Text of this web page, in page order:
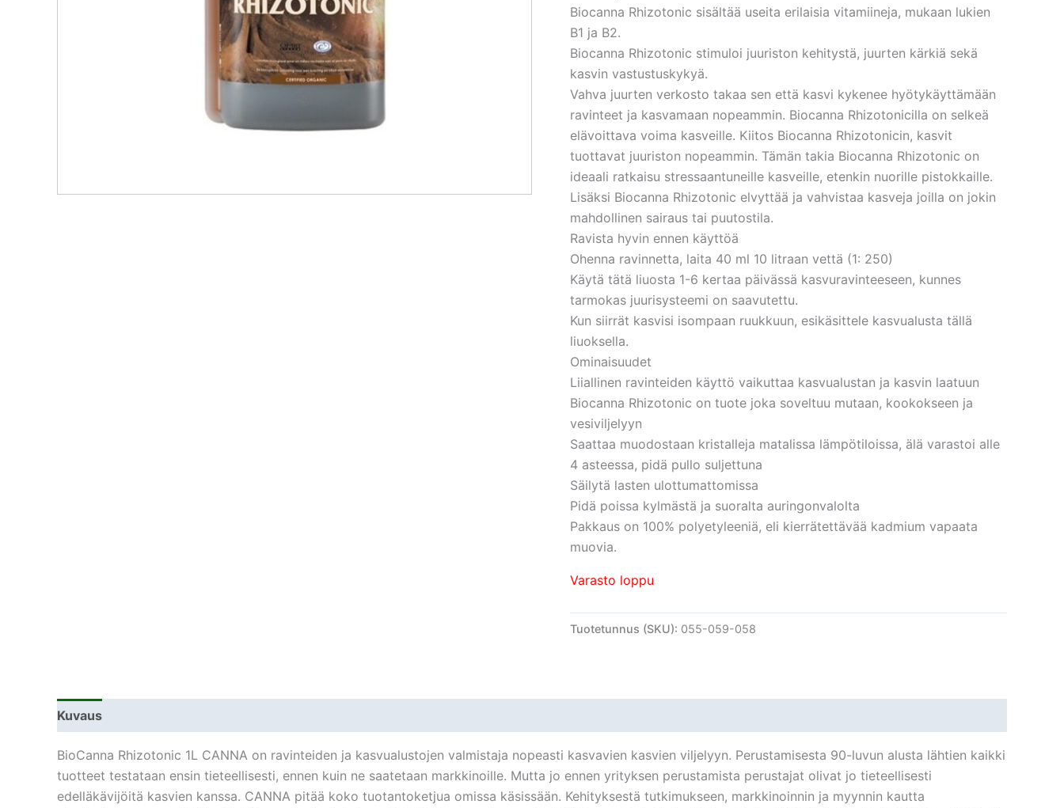
Biocanna Rhizotonic sisältää useita erilaisia vitamiineja, mukaan lukien
B1 ja B2.
Biocanna Rhizotonic stimuloi juuriston kehitystä, juurten kärkiä sekä
kasvin vastustuskykyä.
Vahva juurten verkosto takaa sen että kasvi kykenee hyötykäyttämään
ravinteet ja kasvamaan nopeammin. Biocanna Rhizotonicilla on selkeä
elävoittava voima kasveille. Kiitos Biocanna Rhizotonicin, kasvit
tuottavat juuriston nopeammin. Tämän takia Biocanna Rhizotonic on
ideaali ratkaisu stressaantuneille kasveille, etenkin nuorille pistokkaille.
Lisäksi Biocanna Rhizotonic elvyttää ja vahvistaa kasveja joilla on jokin
mahdollinen sairaus tai puutostila.
Ravista hyvin ennen käyttöä
Ohenna ravinnetta, laita 40 ml 10 litraan vettä (1: 250)
Käytä tätä liuosta 1-6 kertaa päivässä kasvuravinteeseen, kunnes
tarmokas juurisysteemi on saavutettu.
Kun siirrät kasvisi isompaan ruukkuun, esikäsittele kasvualusta tällä
liuoksella.
Ominaisuudet
Liiallinen ravinteiden käyttö vaikuttaa kasvualustan ja kasvin laatuun
Biocanna Rhizotonic on tuote joka soveltuu mutaan, kookokseen ja
vesiviljelyyn
Saattaa muodostaan kristalleja matalissa lämpötiloissa, älä varastoi alle
4 asteessa, pidä pullo suljettuna
Säilytä lasten ulottumattomissa
Pidä poissa kylmästä ja suoralta auringonvalolta
Pakkaus on 100% polyetyleeniä, eli kierrätettävää kadmium vapaata
muovia.
Varasto loppu
Tuotetunnus (SKU): 055-059-058
Kuvaus
BioCanna Rhizotonic 1L CANNA on ravinteiden ja kasvualustojen valmistaja nopeasti kasvavien kasvien viljelyyn. Perustamisesta 90-luvun alusta lähtien kaikki
tuotteet testataan ensin tieteellisesti, ennen kuin ne saatetaan markkinoille. Mutta jo ennen yrityksen perustamista perustajat olivat jo tieteellisesti
edelläkävijöitä kasvien kanssa. CANNA pitää koko tuotantoketjua omissa käsissään. Kehityksestä tutkimukseen, markkinoinnin ja myynnin kautta